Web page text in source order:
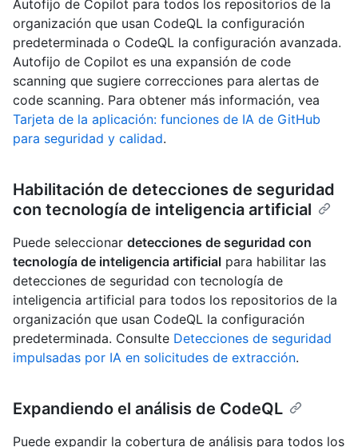
Autofijo de Copilot para todos los repositorios de la
organización que usan CodeQL la configuración
predeterminada o CodeQL la configuración avanzada.
Autofijo de Copilot es una expansión de code
scanning que sugiere correcciones para alertas de
code scanning. Para obtener más información, vea
Tarjeta de la aplicación: funciones de IA de GitHub
para seguridad y calidad.
Habilitación de detecciones de seguridad
con tecnología de inteligencia artificial
Puede seleccionar detecciones de seguridad con
tecnología de inteligencia artificial para habilitar las
detecciones de seguridad con tecnología de
inteligencia artificial para todos los repositorios de la
organización que usan CodeQL la configuración
predeterminada. Consulte Detecciones de seguridad
impulsadas por IA en solicitudes de extracción.
Expandiendo el análisis de CodeQL
Puede expandir la cobertura de análisis para todos los